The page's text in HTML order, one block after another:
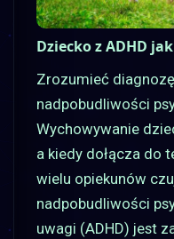
Dziecko z ADHD
Zrozumieć
nadpobudliwości
Wychowywanie
a kiedy dołącza do
wielu opiekunów
nadpobudliwości
uwagi (ADHD) jest